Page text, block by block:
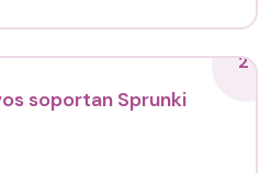
2
soportan Sprunki